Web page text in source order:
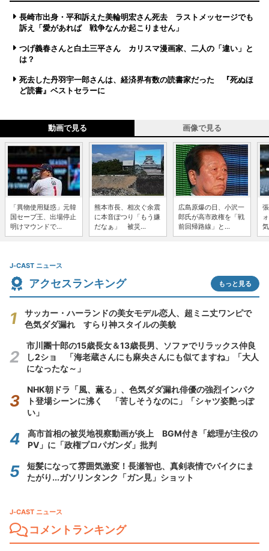
長崎市出身・平和訴えた美輪明宏さん死去 ラストメッセージでも
訴え「愛があれば 戦争なんか起こりません」
つげ義春さんと白土三平さん カリスマ漫画家、二人の「違い」と
は？
死去した丹羽宇一郎さんは、経済界有数の読書家だった 『死ぬほ
ど読書』ベストセラーに
動画で見る 画像で見る
「異物使用疑惑」元韓
国セーブ王、出場停止
明けマウンドで...
熊本市長、相次ぐ余震
に本音ぽつり「もう嫌
だなぁ」 被災...
広島原爆の日、小沢一
郎氏が高市政権を「戦
前回帰路線」と...
J-CAST ニュース
アクセスランキング もっと見る
サッカー・ハーランドの美女モデル恋人、超ミニ丈ワンピで
色気ダダ漏れ すらり神スタイルの美貌
市川團十郎の15歳長女＆13歳長男、ソファでリラックス仲良
し2ショ 「海老蔵さんにも麻央さんにも似てますね」「大人
になったな～」
NHK朝ドラ「風、薫る」、色気ダダ漏れ俳優の強烈インパク
ト登場シーンに沸く 「苦しそうなのに」「シャツ姿艶っぽ
い」
高市首相の被災地視察動画が炎上 BGM付き「総理が主役の
PV」に「政権プロパガンダ」批判
短髪になって雰囲気激変！長瀬智也、真剣表情でバイクにま
たがり...ガソリンタンク「ガン見」ショット
J-CAST ニュース
コメントランキング